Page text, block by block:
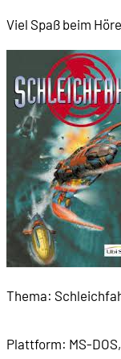
00:58:01
01:06:27
01:09:58
01:12:22
Viel Spaß beim
Thema:
Plattform: MS-